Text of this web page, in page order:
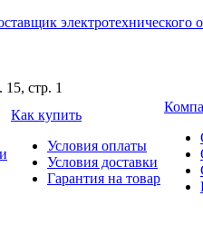
15, стр. 1
Как купить
Условия оплаты
Условия доставки
Гарантия на товар